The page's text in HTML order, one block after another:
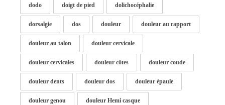
dodo doigt de pied dolichocéphalie
dorsalgie dos douleur douleur au rapport
douleur au talon douleur cervicale
douleur cervicales douleur côtes douleur coude
douleur dents douleur dos douleur épaule
douleur genou douleur Hemi casque